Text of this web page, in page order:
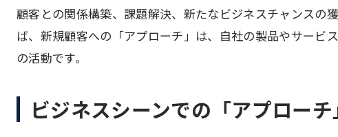
顧客との関係構築、課題解決、新たなビジネスチャンスの
ば、新規顧客への「アプローチ」は、自社の製品やサービ
の活動です。
ビジネスシーンでの「アプロー